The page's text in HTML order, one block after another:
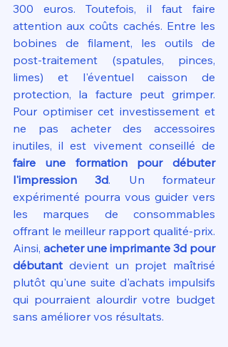
300 euros. Toutefois, il faut faire
attention aux coûts cachés. Entre les
bobines de filament, les outils de
post-traitement (spatules, pinces,
limes) et l'éventuel caisson de
protection, la facture peut grimper.
Pour optimiser cet investissement et
ne pas acheter des accessoires
faire une formation pour débuter
l'impression 3d. Un formateur
expérimenté pourra vous guider vers
les marques de consommables
offrant le meilleur rapport qualité-prix.
Ainsi, acheter une imprimante 3d pour
débutant devient un projet maîtrisé
plutôt qu'une suite d'achats impulsifs
qui pourraient alourdir votre budget
sans améliorer vos résultats.